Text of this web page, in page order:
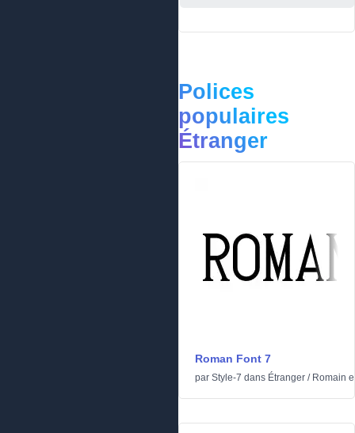
Polices
populaires
Étranger
Roman Font 7
par Style-7 dans Étranger / Romain